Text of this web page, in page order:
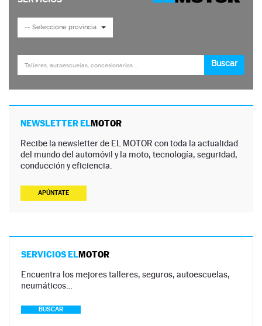
NEWSLETTER ELMOTOR
Recibe la newsletter de EL MOTOR con toda la actualidad
del mundo del automóvil y la moto, tecnología, seguridad,
conducción y eficiencia.
APÚNTATE
SERVICIOS ELMOTOR
Encuentra los mejores talleres, seguros, autoescuelas,
neumáticos…
BUSCAR